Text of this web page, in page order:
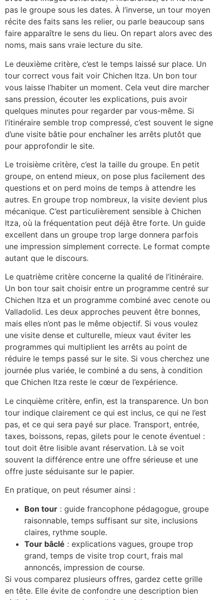
pas le groupe sous les dates. À l’inverse, un tour moyen
récite des faits sans les relier, ou parle beaucoup sans
faire apparaître le sens du lieu. On repart alors avec des
noms, mais sans vraie lecture du site.
Le deuxième critère, c’est le temps laissé sur place. Un
tour correct vous fait voir Chichen Itza. Un bon tour
vous laisse l’habiter un moment. Cela veut dire marcher
sans pression, écouter les explications, puis avoir
quelques minutes pour regarder par vous-même. Si
l’itinéraire semble trop compressé, c’est souvent le signe
d’une visite bâtie pour enchaîner les arrêts plutôt que
pour approfondir le site.
Le troisième critère, c’est la taille du groupe. En petit
groupe, on entend mieux, on pose plus facilement des
questions et on perd moins de temps à attendre les
autres. En groupe trop nombreux, la visite devient plus
mécanique. C’est particulièrement sensible à Chichen
Itza, où la fréquentation peut déjà être forte. Un guide
excellent dans un groupe trop large donnera parfois
une impression simplement correcte. Le format compte
autant que le discours.
Le quatrième critère concerne la qualité de l’itinéraire.
Un bon tour sait choisir entre un programme centré sur
Chichen Itza et un programme combiné avec cenote ou
Valladolid. Les deux approches peuvent être bonnes,
mais elles n’ont pas le même objectif. Si vous voulez
une visite dense et culturelle, mieux vaut éviter les
programmes qui multiplient les arrêts au point de
réduire le temps passé sur le site. Si vous cherchez une
journée plus variée, le combiné a du sens, à condition
que Chichen Itza reste le cœur de l’expérience.
Le cinquième critère, enfin, est la transparence. Un bon
tour indique clairement ce qui est inclus, ce qui ne l’est
pas, et ce qui sera payé sur place. Transport, entrée,
taxes, boissons, repas, gilets pour le cenote éventuel :
tout doit être lisible avant réservation. Là se voit
souvent la différence entre une offre sérieuse et une
offre juste séduisante sur le papier.
En pratique, on peut résumer ainsi :
Bon tour : guide francophone pédagogue, groupe
raisonnable, temps suffisant sur site, inclusions
claires, rythme souple.
Tour bâclé : explications vagues, groupe trop
grand, temps de visite trop court, frais mal
annoncés, impression de course.
Si vous comparez plusieurs offres, gardez cette grille
en tête. Elle évite de confondre une description bien